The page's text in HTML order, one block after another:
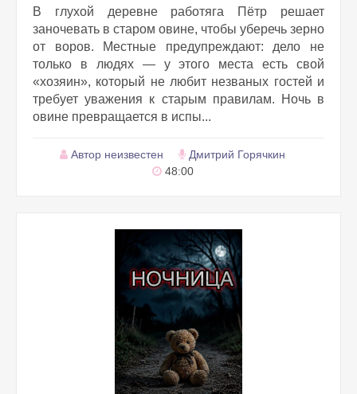
В глухой деревне работяга Пётр решает
заночевать в старом овине, чтобы уберечь зерно
от воров. Местные предупреждают: дело не
только в людях — у этого места есть свой
«хозяин», который не любит незваных гостей и
требует уважения к старым правилам. Ночь в
овине превращается в испы...
Автор неизвестен
Дмитрий Горячкин
48:00